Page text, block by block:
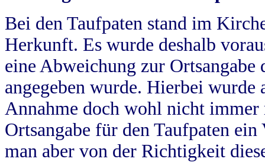
Bei den Taufpaten stand im
Herkunft. Es wurde deshalb
eine Abweichung zur
angegeben wurde. Hierbei wurde
Annahme doch wohl nicht
Ortsangabe für den Taufpaten
man aber von der Richtigkeit